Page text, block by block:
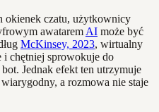
okienek czatu, użytkownicy
awatarem AI może być
McKinsey, 2023, wirtualny
i chętniej sprowokuje do
Jednak efekt ten utrzymuje
a rozmowa nie staje